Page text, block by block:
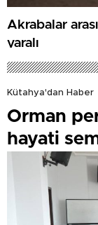
Akrabalar
yaralı
Kütahya'dan Haber
Orman
hayati